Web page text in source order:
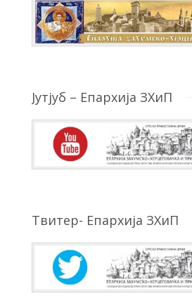
Јутјуб – Епархија ЗХиП
Твитер- Епархија ЗХиП